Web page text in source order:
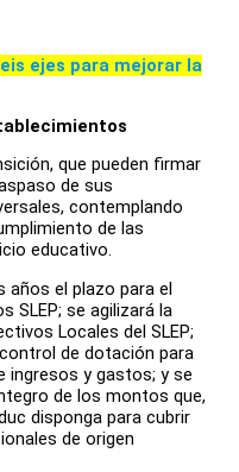
ejes para mejorar la
que pueden firmar
de sus
contemplando
de las
educativo.
años el plazo para el
SLEP; se agilizará la
Locales del SLEP;
de dotación para
ingresos y gastos; y se
de los montos que,
disponga para cubrir
de origen